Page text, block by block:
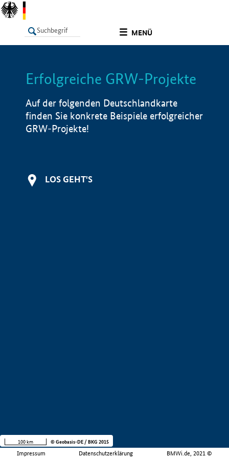
MENÜ
LISTE Info
Erfolgreiche GRW-Projekte
Auf der folgenden Deutschlandkarte
finden Sie konkrete Beispiele erfolgreicher
GRW-Projekte!
LOS GEHT'S
Impressum Datenschutzerklärung BMWi.de, 2021 ©
100 km © Geobasis-DE / BKG 2015